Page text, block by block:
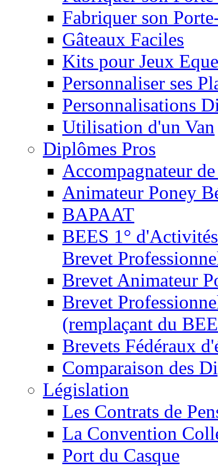
Fabriquer son
Gâteaux Faciles
Kits pour Jeux
Personnaliser ses
Personnalisations
Utilisation d'un Van
Diplômes Pros
Accompagnateur
Animateur Poney
BAPAAT
BEES 1°
Brevet
Brevet Animateur
Brevet
(remplaçant du
Brevets Fédéraux
Comparaison des
Législation
Les Contrats de
La Convention
Port du Casque